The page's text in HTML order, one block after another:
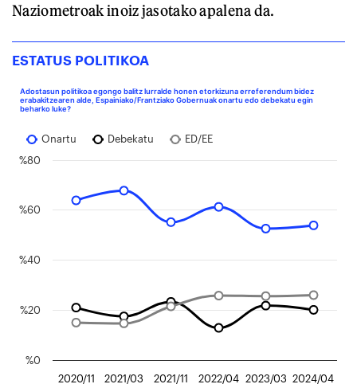
Naziometroak inoiz jasotako apalena da.